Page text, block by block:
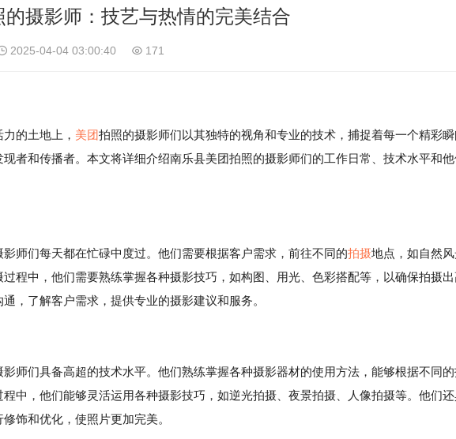
摄影师：技艺与热情的完美结合
2025-04-04 03:00:40 171
的土地上， 美团拍照的摄影师们以其独特的视角和专业的技术，捕捉着每一个精彩
者和传播者。本文将详细介绍南乐县美团拍照的摄影师们的工作日常、技术水平和
师们每天都在忙碌中度过。他们需要根据客户需求，前往不同的拍摄地点，如自然
程中，他们需要熟练掌握各种摄影技巧，如构图、用光、色彩搭配等，以确保拍摄
，了解客户需求，提供专业的摄影建议和服务。
师们具备高超的技术水平。他们熟练掌握各种摄影器材的使用方法，能够根据不同
中，他们能够灵活运用各种摄影技巧，如逆光拍摄、夜景拍摄、人像拍摄等。他们
饰和优化，使照片更加完美。